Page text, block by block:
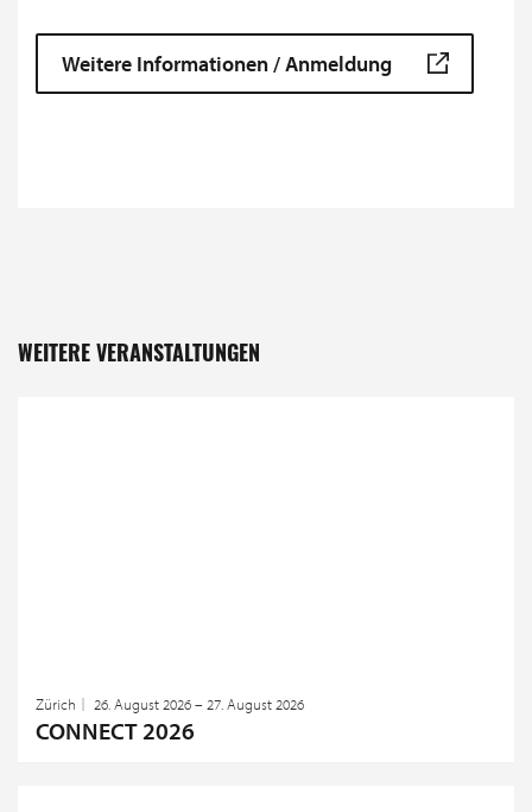
Weitere Informationen / Anmeldung
WEITERE VERANSTALTUNGEN
Zürich 26. August 2026 – 27. August 2026
CONNECT 2026